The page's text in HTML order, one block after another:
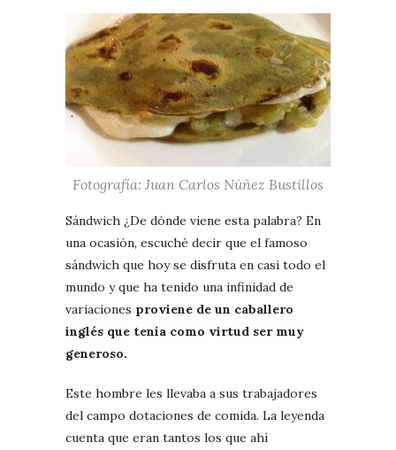
Fotografía: Juan Carlos Núñez Bustillos
Sándwich ¿De dónde viene esta palabra? En
una ocasión, escuché decir que el famoso
sándwich que hoy se disfruta en casi todo el
mundo y que ha tenido una infinidad de
variaciones proviene de un caballero
inglés que tenía como virtud ser muy
generoso.
Este hombre les llevaba a sus trabajadores
del campo dotaciones de comida. La leyenda
cuenta que eran tantos los que ahí